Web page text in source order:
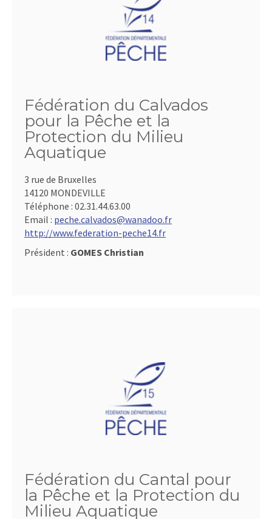
Fédération du Calvados
pour la Pêche et la
Protection du Milieu
Aquatique
3 rue de Bruxelles
14120 MONDEVILLE
Téléphone : 02.31.44.63.00
Email : peche.calvados@wanadoo.fr
http://www.federation-peche14.fr
Président : GOMES Christian
Fédération du Cantal pour
la Pêche et la Protection du
Milieu Aquatique